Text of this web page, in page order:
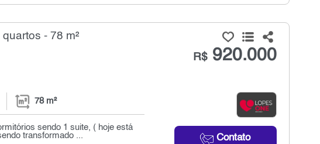
- 78 m²
R$920.000
Contato
78 m²
sendo 1 suite, ( hoje está
transformado ...